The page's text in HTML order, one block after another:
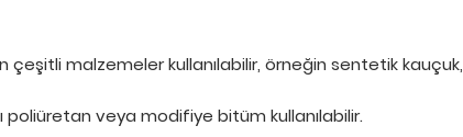
çeşitli malzemeler kullanılabilir, örneğin sentetik kauçuk,
veya modifiye bitüm kullanılabilir.